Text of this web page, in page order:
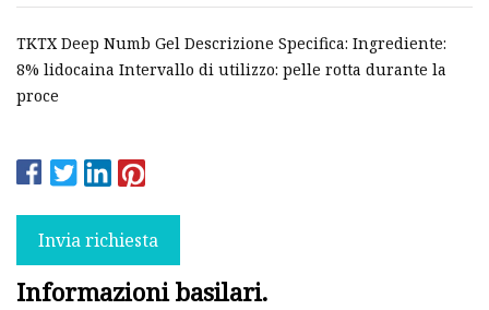
TKTX Deep Numb Gel Descrizione Specifica: Ingrediente:
8% lidocaina Intervallo di utilizzo: pelle rotta durante la
proce
Invia richiesta
Informazioni basilari.